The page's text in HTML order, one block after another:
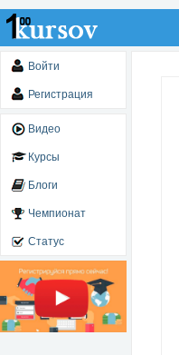
Войти
Регистрация
Видео
Курсы
Блоги
Чемпионат
Статус